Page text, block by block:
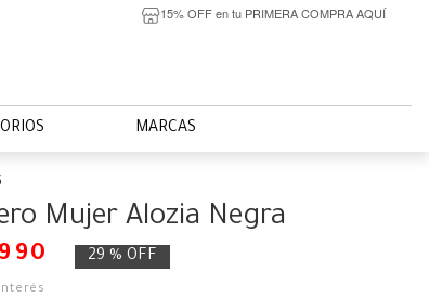
15% OFF en tu PRIMERA COMPRA AQUÍ
MARCAS
Mujer Alozia Negra
990 29 % OFF